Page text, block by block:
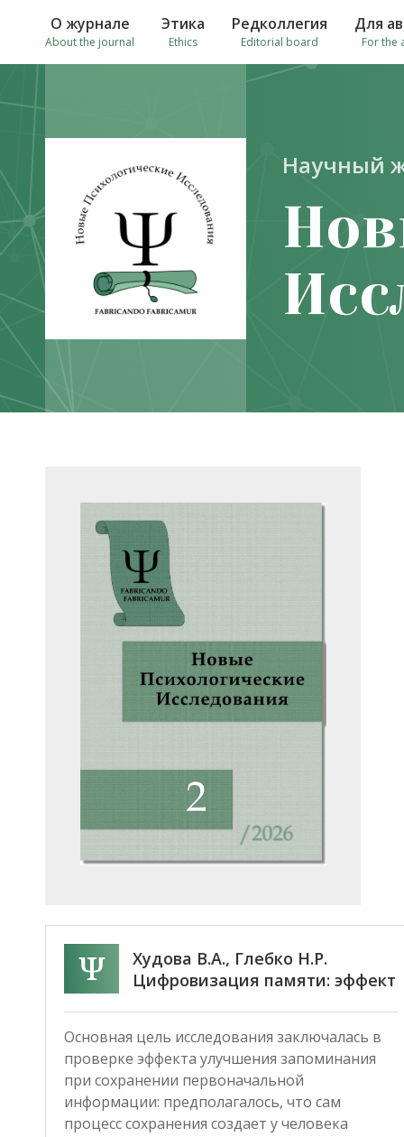
О журнале
About the journal
Этика
Ethics
Редколлегия
Editorial board
Для
For the
Научный
Худова В.А., Глебко Н.Р.
Цифровизация памяти: эффект
Основная цель исследования заключалась в
проверке эффекта улучшения запоминания
при сохранении первоначальной
информации: предполагалось, что сам
процесс сохранения создает у человека